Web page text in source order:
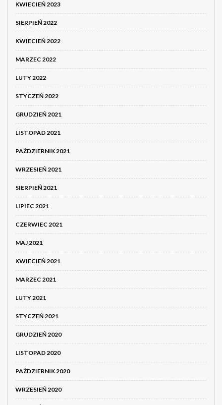
KWIECIEŃ 2023
SIERPIEŃ 2022
KWIECIEŃ 2022
MARZEC 2022
LUTY 2022
STYCZEŃ 2022
GRUDZIEŃ 2021
LISTOPAD 2021
PAŹDZIERNIK 2021
WRZESIEŃ 2021
SIERPIEŃ 2021
LIPIEC 2021
CZERWIEC 2021
MAJ 2021
KWIECIEŃ 2021
MARZEC 2021
LUTY 2021
STYCZEŃ 2021
GRUDZIEŃ 2020
LISTOPAD 2020
PAŹDZIERNIK 2020
WRZESIEŃ 2020